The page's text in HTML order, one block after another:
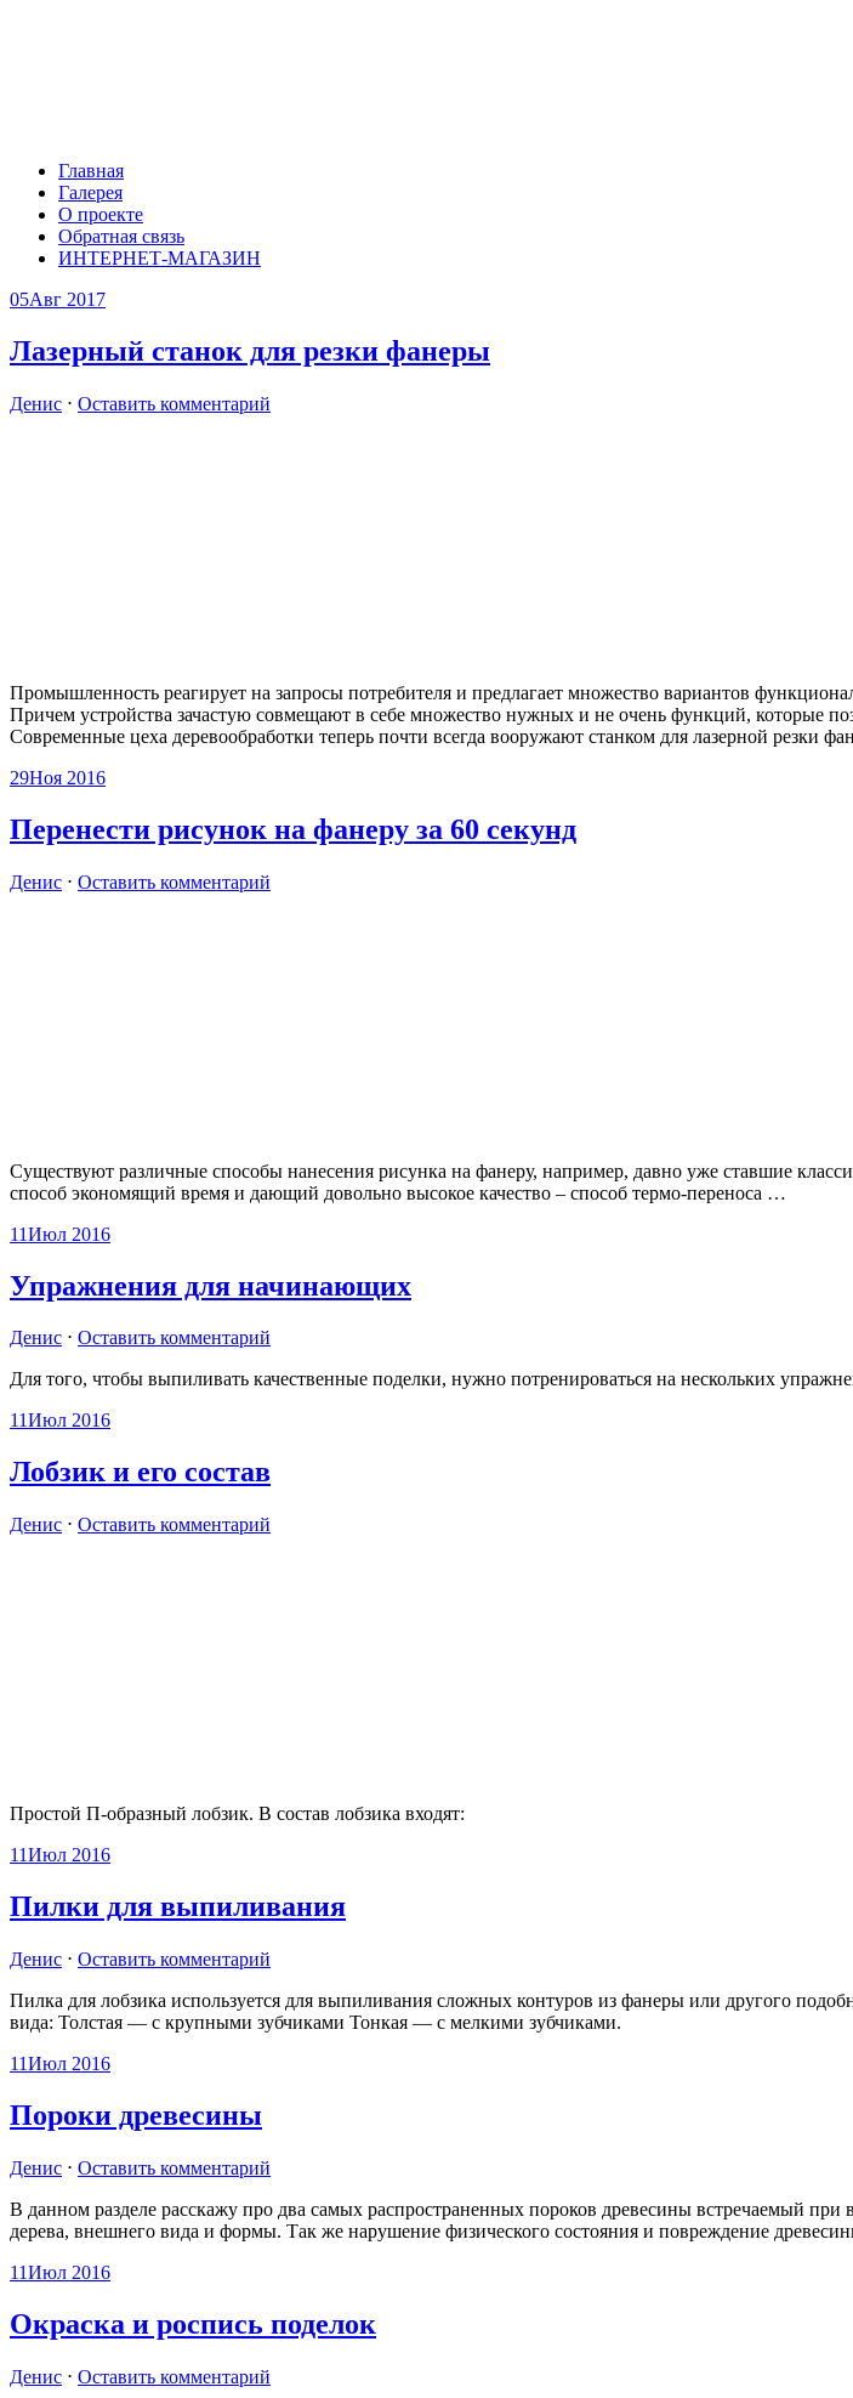
Главная
Галерея
О проекте
Обратная связь
ИНТЕРНЕТ-МАГАЗИН
05Авг 2017
Лазерный станок для резки фанеры
Денис ⋅ Оставить комментарий
Промышленность реагирует на запросы потребителя и предлагает множество вариантов
Причем устройства зачастую совмещают в себе множество нужных и не очень функций, которые
Современные цеха деревообработки теперь почти всегда вооружают станком для лазерной резки
29Ноя 2016
Перенести рисунок на фанеру за 60 секунд
Денис ⋅ Оставить комментарий
Существуют различные способы нанесения рисунка на фанеру, например, давно уже ставшие
способ экономящий время и дающий довольно высокое качество – способ термо-переноса …
11Июл 2016
Упражнения для начинающих
Денис ⋅ Оставить комментарий
Для того, чтобы выпиливать качественные поделки, нужно потренироваться на нескольких
11Июл 2016
Лобзик и его состав
Денис ⋅ Оставить комментарий
Простой П-образный лобзик. В состав лобзика входят:
11Июл 2016
Пилки для выпиливания
Денис ⋅ Оставить комментарий
Пилка для лобзика используется для выпиливания сложных контуров из фанеры или другого
вида: Толстая — с крупными зубчиками Тонкая — с мелкими зубчиками.
11Июл 2016
Пороки древесины
Денис ⋅ Оставить комментарий
В данном разделе расскажу про два самых распространенных пороков древесины встречаемый
дерева, внешнего вида и формы. Так же нарушение физического состояния и повреждение
11Июл 2016
Окраска и роспись поделок
Денис ⋅ Оставить комментарий